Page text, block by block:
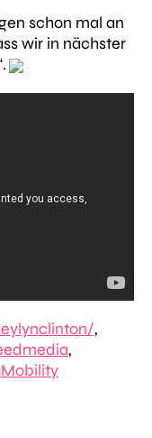
schon mal an
wir in nächster
,
,